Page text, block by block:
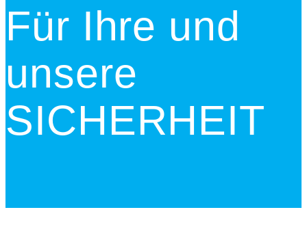
Für Ihre und
unsere
SICHERHEIT